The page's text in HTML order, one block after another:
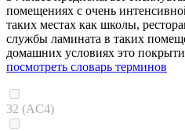
помещениях с очень
таких местах как школы,
службы ламината в таких
домашних условиях это
посмотреть словарь терминов
32 (AC4)